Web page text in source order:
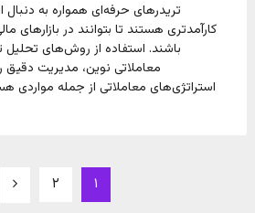
تریدرهای حرفه‌ای همواره به دنبال
کارآمدتری هستند تا بتوانند در بازارهای
باشند. استفاده از روش‌های تحلیل
معاملاتی نوین، مدیریت
استراتژی‌های معاملاتی از جمله مواردی
۱ ۲